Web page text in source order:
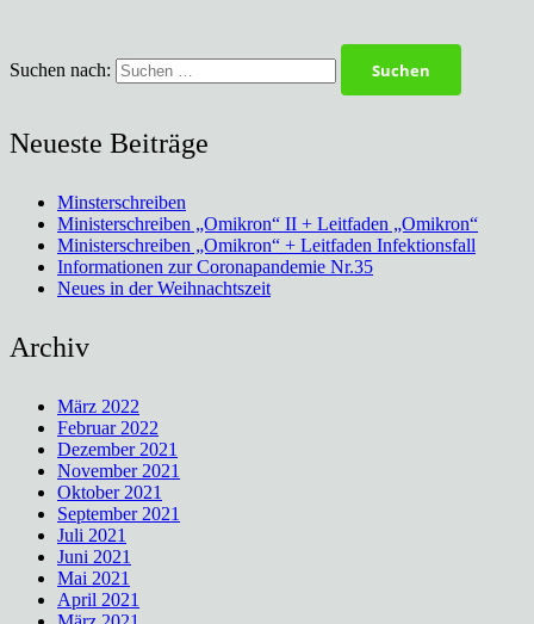
Suchen nach:
Neueste Beiträge
Minsterschreiben
Ministerschreiben „Omikron“ II + Leitfaden „Omikron“
Ministerschreiben „Omikron“ + Leitfaden Infektionsfall
Informationen zur Coronapandemie Nr.35
Neues in der Weihnachtszeit
Archiv
März 2022
Februar 2022
Dezember 2021
November 2021
Oktober 2021
September 2021
Juli 2021
Juni 2021
Mai 2021
April 2021